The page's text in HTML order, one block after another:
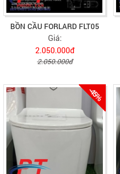
BỒN CẦU FORLARD FLT05
Giá:
2.050.000đ
2.050.000đ
-45%